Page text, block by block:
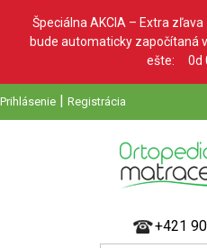
Špeciálna AKCIA – Extra
bude automaticky započítaná
ešte: 0d
Prihlásenie | Registrácia
+421